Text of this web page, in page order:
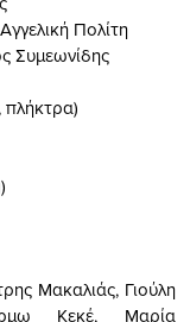
Πολίτη
Συμεωνίδης
Μακαλιάς, Γιούλη
Κεκέ, Μαρία